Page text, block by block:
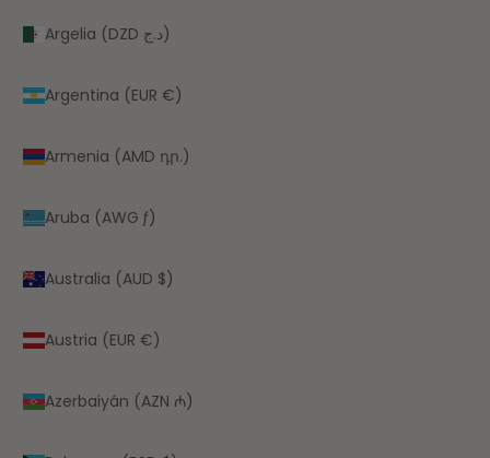
Argelia (DZD د.ج)
Argentina (EUR €)
Armenia (AMD դր.)
Aruba (AWG ƒ)
Australia (AUD $)
Austria (EUR €)
Azerbaiyán (AZN ₼)